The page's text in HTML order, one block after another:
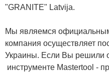
"GRANITE" Latvija.
Мы являемся
компания осуществляет
Украины. Если Вы решили
инструменте Mastertool -